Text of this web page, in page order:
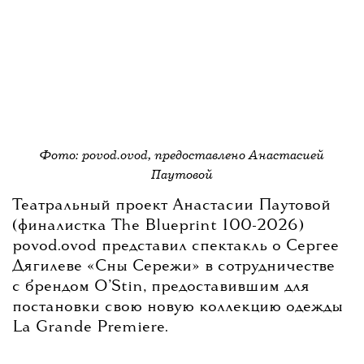
воспользовались уязвимым состоянием
Перри и продавали ему кетамин
в чрезмерных количествах, зная о его
наркозависимости. Чавес ранее признал
Фото: povod.ovod, предоставлено Анастасией
Паутовой
Театральный проект Анастасии Паутовой
(финалистка The Blueprint 100-2026)
povod.ovod представил спектакль о Сергее
Дягилеве «Сны Сережи» в сотрудничестве
с брендом O’Stin, предоставившим для
постановки свою новую коллекцию одежды
La Grande Premiere.